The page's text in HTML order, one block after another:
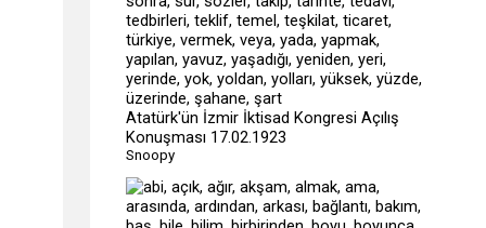
Atatürk'ün İzmir İktisad Kongresi Açılış
Konuşması 17.02.1923
Snoopy